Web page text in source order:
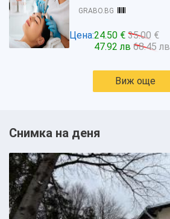
GRABO.BG
Цена:24.50 € 35.00 €
47.92 лв 68.45 лв
Виж още
Снимка на деня